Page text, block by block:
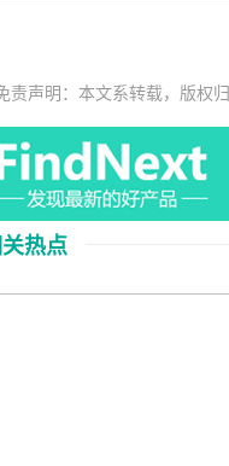
责声明：本文系转载，版权
热点